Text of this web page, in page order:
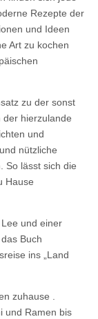
Rezepte der
und Ideen
Art zu kochen
zu der sonst
der hierzulande
und
nützliche
So lässt sich die
Hause
und einer
Buch
ins „Land
zuhause .
und Ramen bis